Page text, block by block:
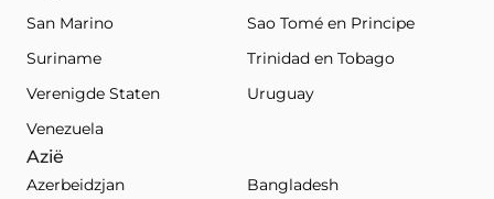
San Marino
Sao Tomé en Principe
Suriname
Trinidad en Tobago
Verenigde Staten
Uruguay
Venezuela
Azië
Azerbeidzjan
Bangladesh